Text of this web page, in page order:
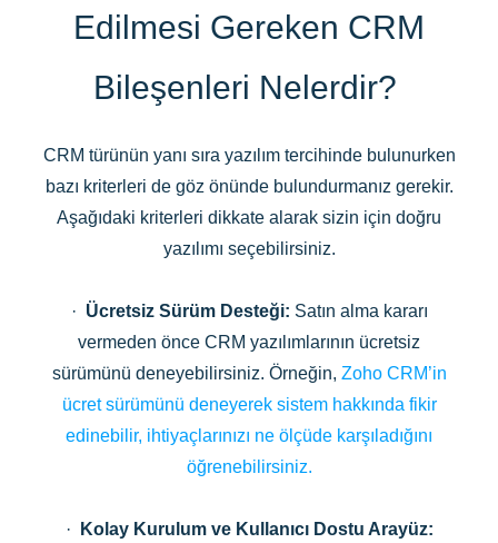
Edilmesi Gereken CRM
Bileşenleri Nelerdir?
CRM türünün yanı sıra yazılım tercihinde bulunurken
bazı kriterleri de göz önünde bulundurmanız gerekir.
Aşağıdaki kriterleri dikkate alarak sizin için doğru
yazılımı seçebilirsiniz.
· Ücretsiz Sürüm Desteği: Satın alma kararı
vermeden önce CRM yazılımlarının ücretsiz
sürümünü deneyebilirsiniz. Örneğin, Zoho CRM’in
ücret sürümünü deneyerek sistem hakkında fikir
edinebilir, ihtiyaçlarınızı ne ölçüde karşıladığını
öğrenebilirsiniz.
·
Kolay Kurulum ve Kullanıcı Dostu Arayüz: